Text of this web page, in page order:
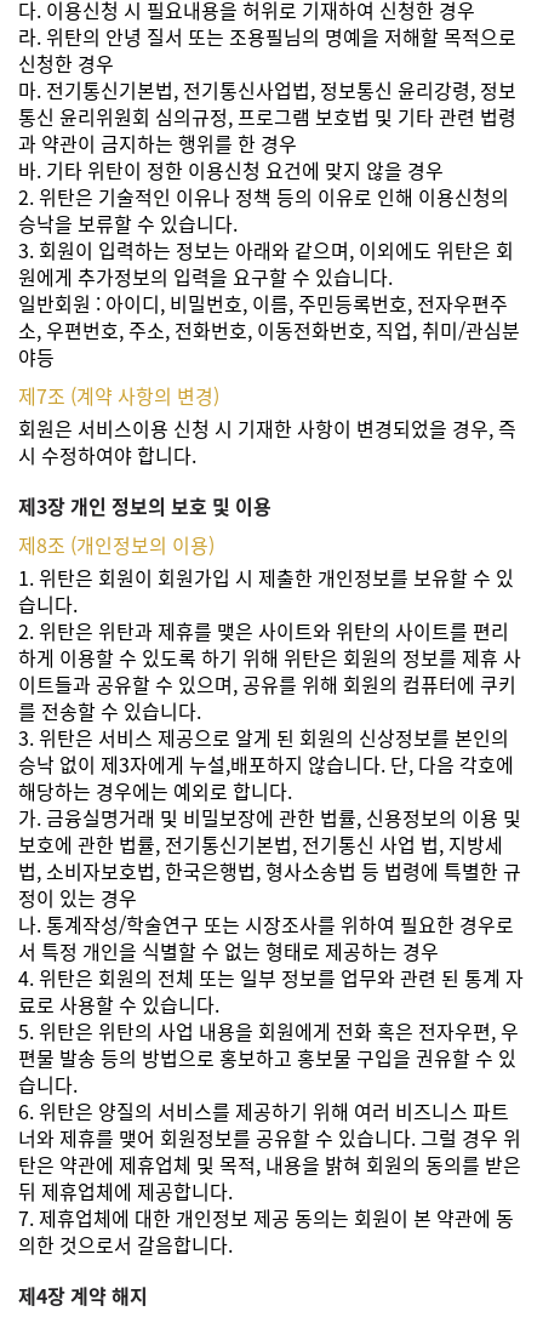
다. 이용신청 시 필요내용을 허위로 기재하여 신청한 경우
라. 위탄의 안녕 질서 또는 조용필님의 명예을 저해할 목적으로
신청한 경우
마. 전기통신기본법, 전기통신사업법, 정보통신 윤리강령, 정보
통신 윤리위원회 심의규정, 프로그램 보호법 및 기타 관련 법령
과 약관이 금지하는 행위를 한 경우
바. 기타 위탄이 정한 이용신청 요건에 맞지 않을 경우
2. 위탄은 기술적인 이유나 정책 등의 이유로 인해 이용신청의
승낙을 보류할 수 있습니다.
3. 회원이 입력하는 정보는 아래와 같으며, 이외에도 위탄은 회
원에게 추가정보의 입력을 요구할 수 있습니다.
일반회원 : 아이디, 비밀번호, 이름, 주민등록번호, 전자우편주
소, 우편번호, 주소, 전화번호, 이동전화번호, 직업, 취미/관심분
야등
제7조 (계약 사항의 변경)
회원은 서비스이용 신청 시 기재한 사항이 변경되었을 경우, 즉
시 수정하여야 합니다.
제3장 개인 정보의 보호 및 이용
제8조 (개인정보의 이용)
1. 위탄은 회원이 회원가입 시 제출한 개인정보를 보유할 수 있
습니다.
2. 위탄은 위탄과 제휴를 맺은 사이트와 위탄의 사이트를 편리
하게 이용할 수 있도록 하기 위해 위탄은 회원의 정보를 제휴 사
이트들과 공유할 수 있으며, 공유를 위해 회원의 컴퓨터에 쿠키
를 전송할 수 있습니다.
3. 위탄은 서비스 제공으로 알게 된 회원의 신상정보를 본인의
승낙 없이 제3자에게 누설,배포하지 않습니다. 단, 다음 각호에
해당하는 경우에는 예외로 합니다.
가. 금융실명거래 및 비밀보장에 관한 법률, 신용정보의 이용 및
보호에 관한 법률, 전기통신기본법, 전기통신 사업 법, 지방세
법, 소비자보호법, 한국은행법, 형사소송법 등 법령에 특별한 규
정이 있는 경우
나. 통계작성/학술연구 또는 시장조사를 위하여 필요한 경우로
서 특정 개인을 식별할 수 없는 형태로 제공하는 경우
4. 위탄은 회원의 전체 또는 일부 정보를 업무와 관련 된 통계 자
료로 사용할 수 있습니다.
5. 위탄은 위탄의 사업 내용을 회원에게 전화 혹은 전자우편, 우
편물 발송 등의 방법으로 홍보하고 홍보물 구입을 권유할 수 있
습니다.
6. 위탄은 양질의 서비스를 제공하기 위해 여러 비즈니스 파트
너와 제휴를 맺어 회원정보를 공유할 수 있습니다. 그럴 경우 위
탄은 약관에 제휴업체 및 목적, 내용을 밝혀 회원의 동의를 받은
뒤 제휴업체에 제공합니다.
7. 제휴업체에 대한 개인정보 제공 동의는 회원이 본 약관에 동
의한 것으로서 갈음합니다.
제4장 계약 해지